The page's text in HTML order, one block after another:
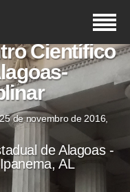
Científico
de novembro de 2016,
de Alagoas -
AL